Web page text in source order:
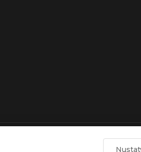
Naudojimo sąlygos